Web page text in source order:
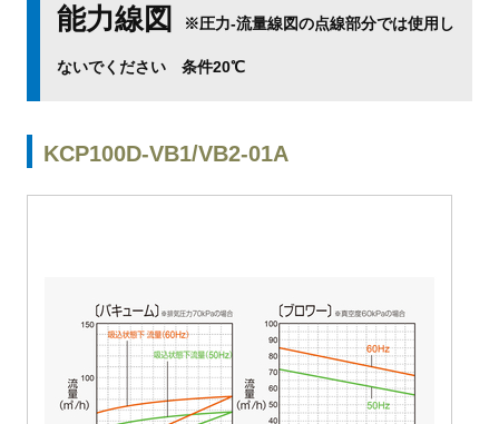
能力線図 ※圧力-流量線図の点線部分では使用し
ないでください 条件20℃
KCP100D-VB1/VB2-01A